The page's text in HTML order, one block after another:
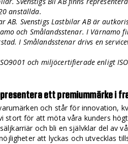
anställda.
AB. Svenstigs Lastbilar AB är
och Smålandsstenar. I Värnamo
I Smålandsstenar drivs en
och miljöcertifierade enligt
ett premiummärke i
och står för innovation,
stort för att möta våra kunders
och bli en självklar del av
att lyckas och utvecklas